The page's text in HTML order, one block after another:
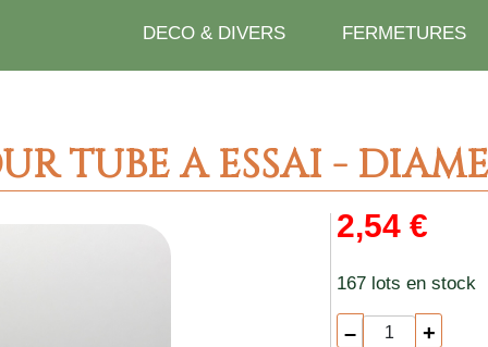
DECO & DIVERS FERMETURES
TUBE A ESSAI -
2,54 €
167 lots en stock
– +